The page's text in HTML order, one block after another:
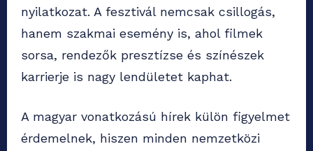
nyilatkozat. A fesztivál nemcsak csillogás,
hanem szakmai esemény is, ahol filmek
sorsa, rendezők presztízse és színészek
karrierje is nagy lendületet kaphat.
A magyar vonatkozású hírek külön figyelmet
érdemelnek, hiszen minden nemzetközi